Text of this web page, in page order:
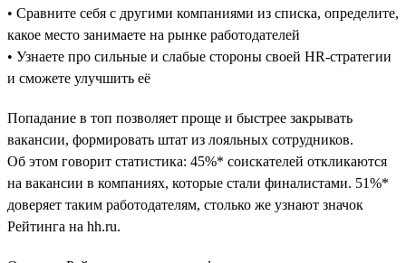
• Сравните себя с другими компаниями из списка, определите,
какое место занимаете на рынке работодателей
• Узнаете про сильные и слабые стороны своей HR-стратегии
и сможете улучшить её
Попадание в топ позволяет проще и быстрее закрывать
вакансии, формировать штат из лояльных сотрудников.
Об этом говорит статистика: 45%* соискателей откликаются
на вакансии в компаниях, которые стали финалистами. 51%*
доверяет таким работодателям, столько же узнают значок
Рейтинга на hh.ru.